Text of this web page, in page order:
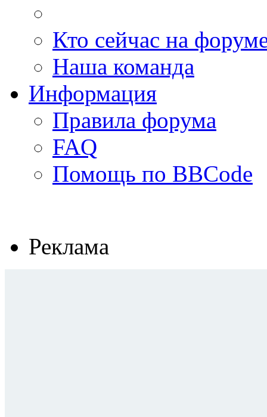
Кто сейчас на
Наша команда
Информация
Правила форума
FAQ
Помощь по BBCode
Реклама